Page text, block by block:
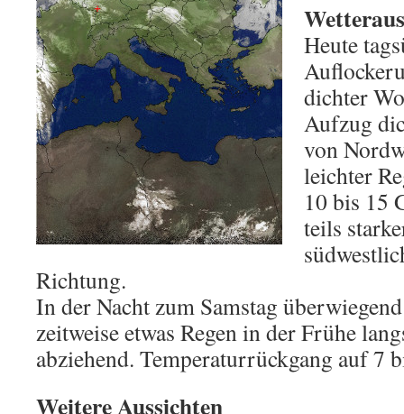
Heute
dichter
Aufzug
von
leichter
10 bis 15
teils
Richtung.
In der Nacht zum Samstag
zeitweise etwas Regen in der Frühe
abziehend. Temperaturrückgang auf 7
Weitere Aussichten